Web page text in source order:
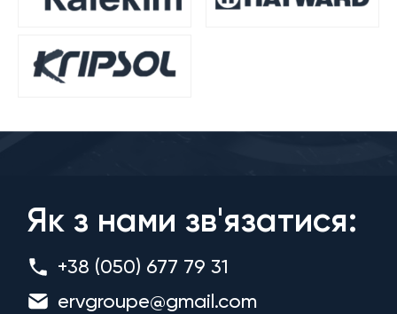
Як з нами зв'язатися:
+38 (050) 677 79 31
ervgroupe@gmail.com